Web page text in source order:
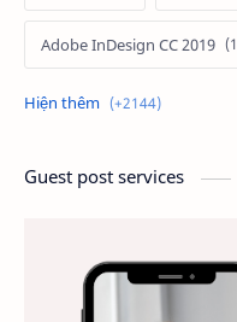
Adobe InDesign CC 2019
Alien Alternative
Ảnh nền chuẩn HD
Guest post services